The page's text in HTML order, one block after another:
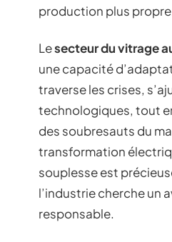
production plus
Lesecteur du vitrage
une capacité
traverse les crises,
technologiques, tout
des soubresauts du
transformation
souplesse est
l’industrie cherche un
responsable.